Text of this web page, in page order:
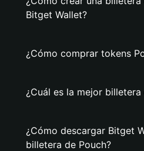
Bitget Wallet?
¿Cómo comprar tokens
¿Cuál es la mejor billetera
¿Cómo descargar Bitget
billetera de Pouch?